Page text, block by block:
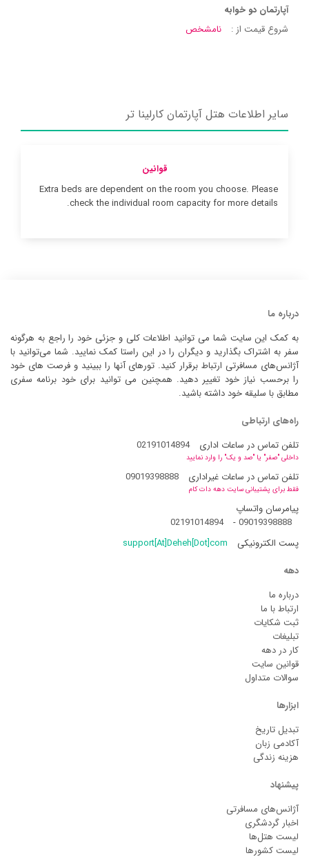
آپارتمان دو خوابه
شروع قیمت از :
نامشخص
سایر اطلاعات هتل آپارتمان کارلینا تر
قوانین
Extra beds are dependent on the room you choose. Please
check the individual room capacity for more details.
درباره ما
به کمک این سایت شما می توانید اطلاعات کلی و جزئی خود را راجع به هرگونه
سفر به اشتراک بگذارید و دیگران را در این راستا کمک نمایید. شما می‌توانید با
آژانس‌های مسافرتی ارتباط برقرار کنید. تورهای آنها را ببینید و فرصت های خود
را برحسب نیاز خود تغییر دهید. همچنین می توانید برای خود برنامه سفری
مطابق با سلیقه خود داشته باشید.
راه‌های ارتباطی
تلفن تماس در ساعات اداری
02191014894
داخلی "صفر" یا "صد و یک" را وارد نمایید
تلفن تماس در ساعات غیراداری 09019398888
فقط برای پشتیبانی سایت دهه دات کام
پیامرسان واتساپ
09019398888
-
02191014894
پست الکترونیکی
support[At]Deheh[Dot]com
دهه
درباره ما
ارتباط با ما
ثبت شکایات
تبلیغات
کار در دهه
قوانین سایت
سوالات متداول
ابزارها
تبدیل تاریخ
آکادمی زبان
هزینه زندگی
پیشنهاد
آژانس‌های مسافرتی
اخبار گردشگری
لیست هتل‌ها
لیست کشورها